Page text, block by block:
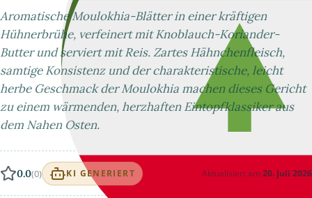
Aromatische Moulokhia-Blätter in einer kräftigen
Hühnerbrühe, verfeinert mit Knoblauch-Koriander-
Butter und serviert mit Reis. Zartes Hähnchenfleisch,
samtige Konsistenz und der charakteristische, leicht
herbe Geschmack der Moulokhia machen dieses Gericht
zu einem wärmenden, herzhaften Eintopfklassiker aus
dem Nahen Osten.
0.0(0) KI GENERIERT Aktualisiert am 20. Juli 2026